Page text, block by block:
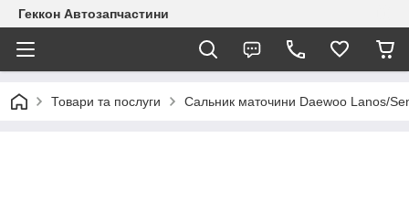
Геккон Автозапчастини
Товари та послуги Сальник маточини Daewoo Lanos/